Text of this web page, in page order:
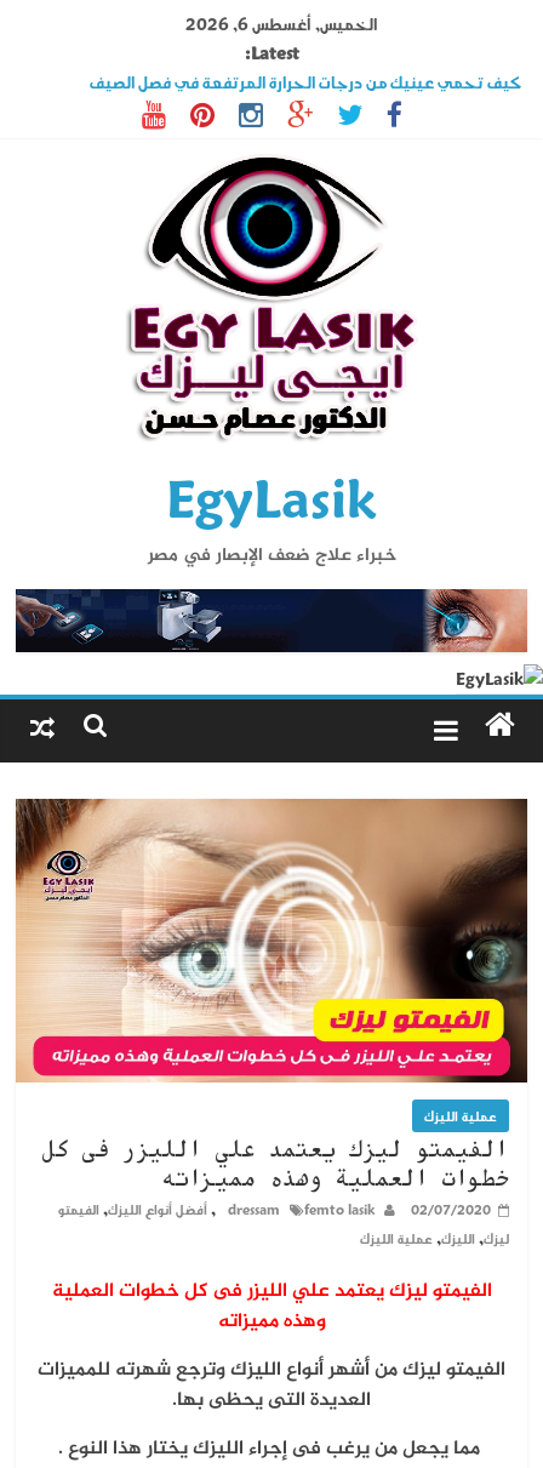
content
الخميس, أغسطس 6, 2026
Latest:
كيف تحمي عينيك من درجات الحرارة المرتفعة في فصل الصيف
تصوير القرنية أهم فحوصات عملية الليزك .. اكتشف المزيد عنه
قصر النظر وطول النظر الفرق بينهما وهل الليزك علاج فعال ؟
السوبراكور تقنية تخلصك من نظارة القراءة فى دقائق تعرف على شروطها
حول العين فى الأطفال والكبار الأسباب وأحدث طرق العلاج
EgyLasik
خبراء علاج ضعف الإبصار في مصر
عملية الليزك
الفيمتو ليزك يعتمد علي الليزر فى كل
خطوات العملية وهذه مميزاته
02/07/2020
dressam femto lasik
,أفضل أنواع الليزك,الفيمتو
ليزك,الليزك,عملية الليزك
الفيمتو ليزك يعتمد علي الليزر فى كل خطوات العملية
وهذه مميزاته
الفيمتو ليزك من أشهر أنواع الليزك وترجع شهرته للمميزات
العديدة التى يحظى بها.
مما يجعل من يرغب فى إجراء الليزك يختار هذا النوع .